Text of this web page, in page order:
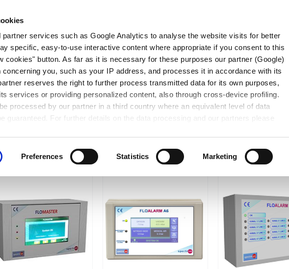
partner services such as Google Analytics to analyse the website visits for better
specific, easy-to-use interactive content where appropriate if you consent to this
cookies" button. As far as it is necessary for these purposes our partner (Google)
concerning you, such as your IP address, and processes it in accordance with its
reserves the right to further process transmitted data for its own purposes,
services or providing personalized content, also through cross-device profiling.
processed by our partner in a third country where an equivalent level of data
guaranteed. For further details on the data processing and our partners please
Preferences Statistics Marketing
筛选 产品线:Sys控制报警系列 × 清除所有筛选条件